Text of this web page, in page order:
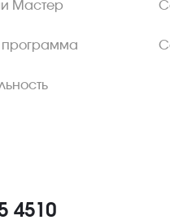
Мастер
программа
4510